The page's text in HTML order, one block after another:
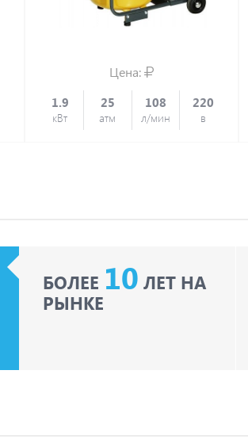
Цена:
1.9
кВт
25
атм
108
л/мин
220
в
БОЛЕЕ 10 ЛЕТ НА
РЫНКЕ